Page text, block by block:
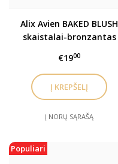
Alix Avien BAKED BLUSH
skaistalai-bronzantas
€1900
Į NORŲ SĄRAŠĄ
Populiari